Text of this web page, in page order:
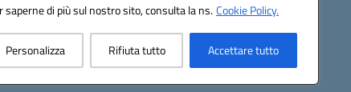
saperne di più sul nostro sito, consulta la ns.Cookie Policy.
Personalizza Rifiuta tutto Accettare tutto